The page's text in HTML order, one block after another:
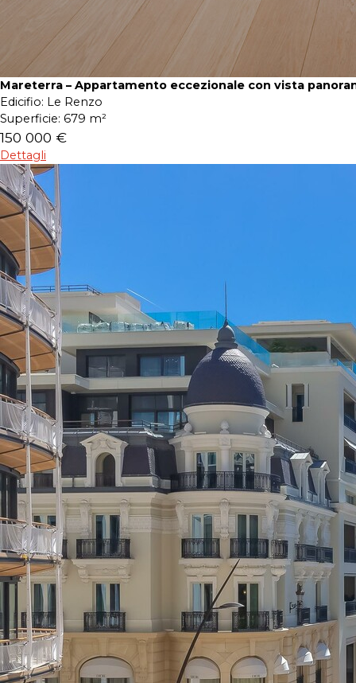
Mareterra – Appartamento eccezionale con vista
Edicifio: Le Renzo
Superficie: 679 m²
150 000 €
Dettagli